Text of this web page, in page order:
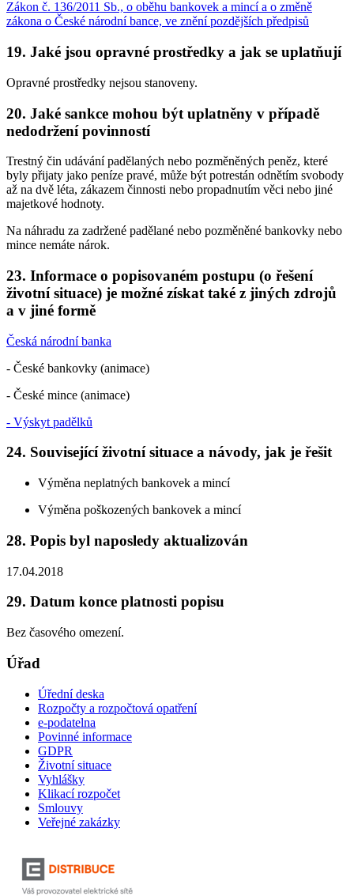
Zákon č. 136/2011 Sb., o oběhu bankovek a mincí a o změně
zákona o České národní bance, ve znění pozdějších předpisů
19. Jaké jsou opravné prostředky a jak se uplatňují
Opravné prostředky nejsou stanoveny.
20. Jaké sankce mohou být uplatněny v případě
nedodržení povinností
Trestný čin udávání padělaných nebo pozměněných peněz, které
byly přijaty jako peníze pravé, může být potrestán odnětím svobody
až na dvě léta, zákazem činnosti nebo propadnutím věci nebo jiné
majetkové hodnoty.
Na náhradu za zadržené padělané nebo pozměněné bankovky nebo
mince nemáte nárok.
23. Informace o popisovaném postupu (o řešení
životní situace) je možné získat také z jiných zdrojů
a v jiné formě
Česká národní banka
- České bankovky (animace)
- České mince (animace)
- Výskyt padělků
24. Související životní situace a návody, jak je řešit
Výměna neplatných bankovek a mincí
Výměna poškozených bankovek a mincí
28. Popis byl naposledy aktualizován
17.04.2018
29. Datum konce platnosti popisu
Bez časového omezení.
Úřad
Úřední deska
Rozpočty a rozpočtová opatření
e-podatelna
Povinné informace
GDPR
Životní situace
Vyhlášky
Klikací rozpočet
Smlouvy
Veřejné zakázky